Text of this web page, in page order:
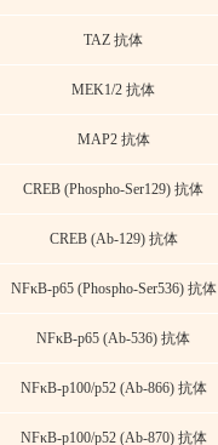
TAZ 抗体
MEK1/2 抗体
MAP2 抗体
CREB (Phospho-Ser129) 抗体
CREB (Ab-129) 抗体
NFκB-p65 (Phospho-Ser536) 抗体
NFκB-p65 (Ab-536) 抗体
NFκB-p100/p52 (Ab-866) 抗体
NFκB-p100/p52 (Ab-870) 抗体